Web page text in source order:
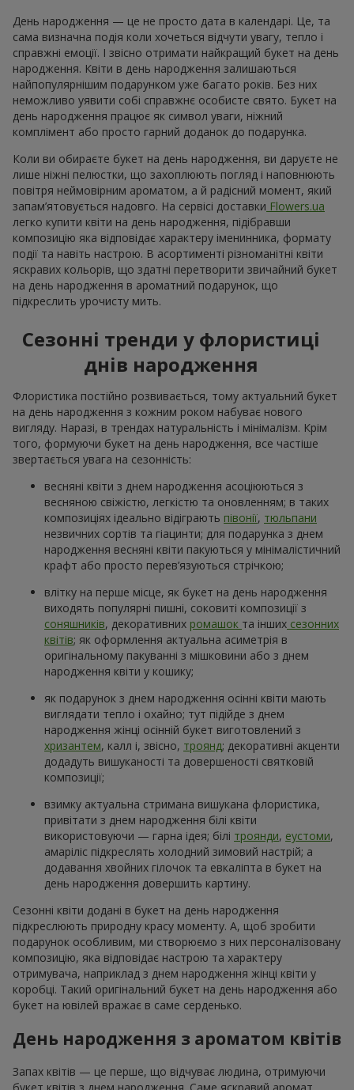
День народження — це не просто дата в календарі. Це, та
сама визначна подія коли хочеться відчути увагу, тепло і
справжні емоції. І звісно отримати найкращий букет на день
народження. Квіти в день народження залишаються
найпопулярнішим подарунком уже багато років. Без них
неможливо уявити собі справжнє особисте свято. Букет на
день народження працює як символ уваги, ніжний
комплімент або просто гарний доданок до подарунка.
Коли ви обираєте букет на день народження, ви даруєте не
лише ніжні пелюстки, що захоплюють погляд і наповнюють
повітря неймовірним ароматом, а й радісний момент, який
запам’ятовується надовго. На сервісі доставки Flowers.ua
легко купити квіти на день народження, підібравши
композицію яка відповідає характеру іменинника, формату
події та навіть настрою. В асортименті різноманітні квіти
яскравих кольорів, що здатні перетворити звичайний букет
на день народження в ароматний подарунок, що
підкреслить урочисту мить.
Сезонні тренди у флористиці
днів народження
Флористика постійно розвивається, тому актуальний букет
на день народження з кожним роком набуває нового
вигляду. Наразі, в трендах натуральність і мінімалізм. Крім
того, формуючи букет на день народження, все частіше
звертається увага на сезонність:
весняні квіти з днем народження асоціюються з
весняною свіжістю, легкістю та оновленням; в таких
композиціях ідеально відіграють півонії, тюльпани
незвичних сортів та гіацинти; для подарунка з днем
народження весняні квіти пакуються у мінімалістичний
крафт або просто перев’язуються стрічкою;
влітку на перше місце, як букет на день народження
виходять популярні пишні, соковиті композиції з
соняшників, декоративних ромашок та інших сезонних
квітів; як оформлення актуальна асиметрія в
оригінальному пакуванні з мішковини або з днем
народження квіти у кошику;
як подарунок з днем народження осінні квіти мають
виглядати тепло і охайно; тут підійде з днем
народження жінці осінній букет виготовлений з
хризантем, калл і, звісно, троянд; декоративні акценти
додадуть вишуканості та довершеності святковій
композиції;
взимку актуальна стримана вишукана флористика,
привітати з днем народження білі квіти
використовуючи — гарна ідея; білі троянди, еустоми,
амаріліс підкреслять холодний зимовий настрій; а
додавання хвойних гілочок та евкаліпта в букет на
день народження довершить картину.
Сезонні квіти додані в букет на день народження
підкреслюють природну красу моменту. А, щоб зробити
подарунок особливим, ми створюємо з них персоналізовану
композицію, яка відповідає настрою та характеру
отримувача, наприклад з днем народження жінці квіти у
коробці. Такий оригінальний букет на день народження або
букет на ювілей вражає в саме серденько.
День народження з ароматом квітів
Запах квітів — це перше, що відчуває людина, отримуючи